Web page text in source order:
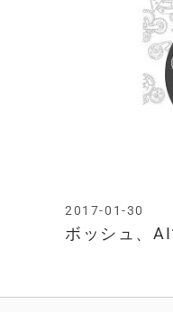
ボッシュ、
2017-01-30